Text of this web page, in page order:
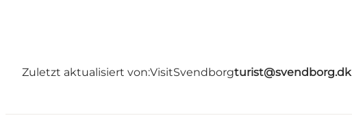
Zuletzt aktualisiert von:VisitSvendborgturist@svendborg.dk